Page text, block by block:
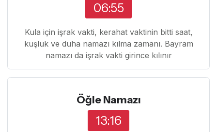
06:55
Kula için işrak vakti, kerahat vaktinin bitti saat,
kuşluk ve duha namazı kılma zamanı. Bayram
namazı da işrak vakti girince kılınır
Öğle Namazı
13:16